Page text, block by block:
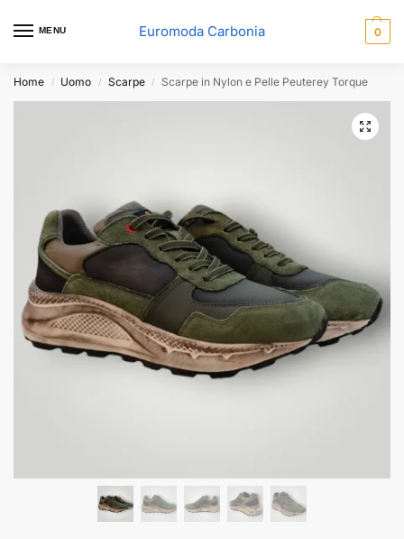
MENU Euromoda Carbonia 0
Home / Uomo / Scarpe / Scarpe in Nylon e Pelle Peuterey Torque